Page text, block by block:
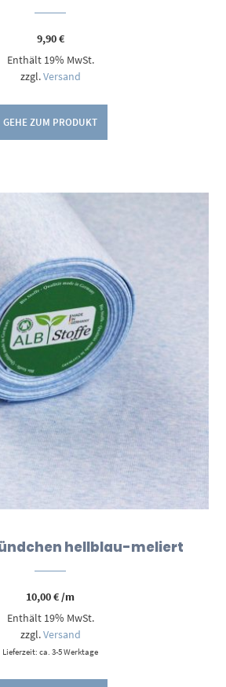
9,90€
Enthält 19% MwSt.
zzgl.Versand
GEHE ZUM PRODUKT
hellblau-meliert
10,00€/m
Enthält 19% MwSt.
zzgl.Versand
Lieferzeit: ca. 3-5 Werktage